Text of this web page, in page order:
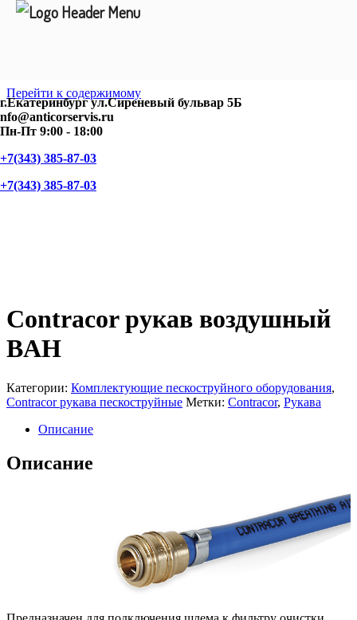
Перейти к содержимому
Contracor рукав воздушный
BAH
Категории: Комплектующие пескоструйного оборудования,
Contracor рукава пескоструйные Метки: Contracor, Рукава
Описание
Описание
г.Екатеринбург ул.Сиреневый бульвар 5Б
nfo@anticorservis.ru
Пн-Пт 9:00 - 18:00
+7(343) 385-87-03
+7(343) 385-87-03